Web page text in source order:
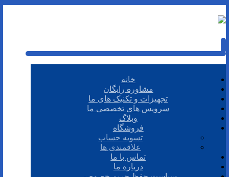
خانه
مشاوره رایگان
تجهیزات و تکنیک های ما
سرویس های تخصصی ما
وبلاگ
فروشگاه
تسویه حساب
علاقمندی ها
تماس با ما
درباره ما